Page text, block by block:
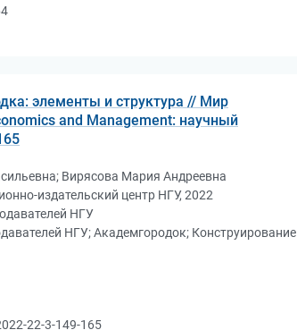
элементы и структура // Мир
and Management: научный
Вирясова Мария Андреевна
издательский центр НГУ, 2022
НГУ
НГУ; Академгородок; Конструирование
22-3-149-165